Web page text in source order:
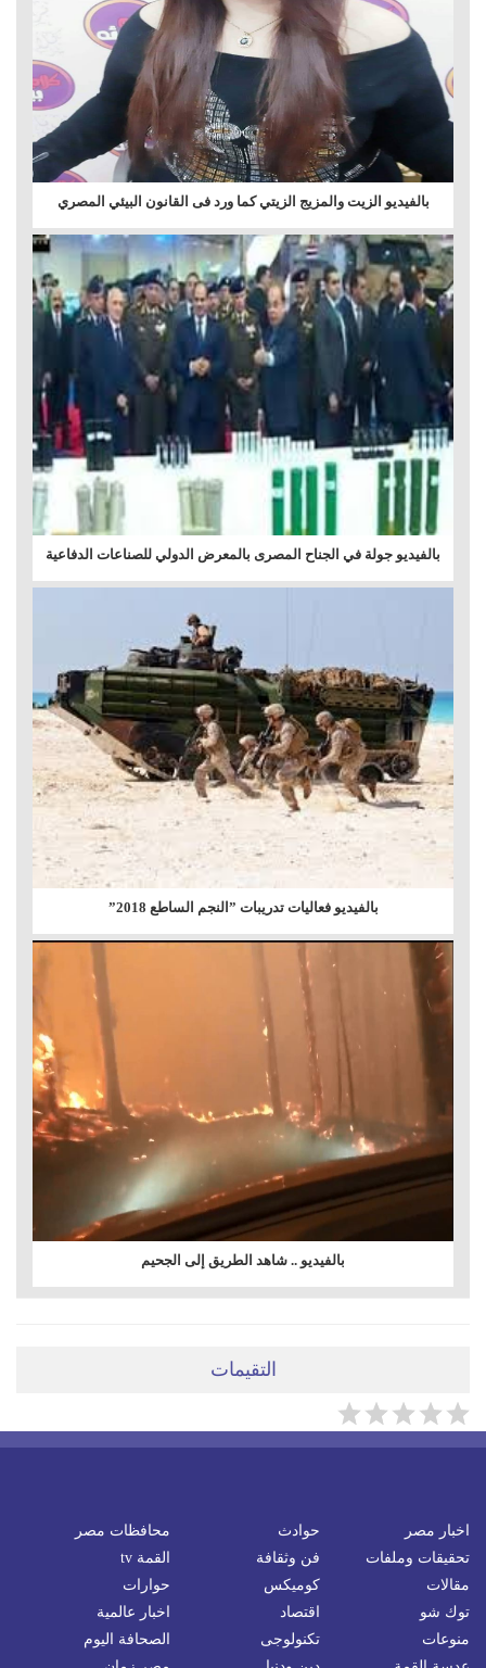
بالفيديو الزيت والمزيج الزيتي كما ورد فى القانون البيئي المصري
بالفيديو جولة في الجناح المصرى بالمعرض الدولي للصناعات الدفاعية
بالفيديو فعاليات تدريبات ”النجم الساطع 2018”
بالفيديو .. شاهد الطريق إلى الجحيم
التقيمات
اخبار مصر حوادث
محافظات مصر
تحقيقات وملفات
فن وثقافة
القمة tv
مقالات
كوميكس
حوارات
توك شو
اقتصاد
اخبار عالمية
منوعات
تكنولوجى
الصحافة اليوم